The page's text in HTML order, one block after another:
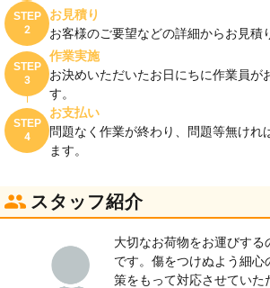
STEP
2
お見積り
お客様のご要望などの詳細からお見積
STEP
3
作業実施
お決めいただいたお日にちに作業員が
す。
STEP
4
お支払い
問題なく作業が終わり、問題等無けれ
ます。
スタッフ紹介
大切なお荷物をお運びする
です。傷をつけぬよう細心
策をもって対応させていた